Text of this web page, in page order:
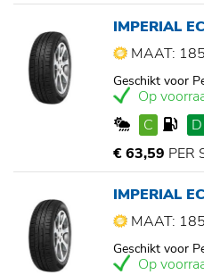
IMPERIAL
MAAT:
Geschikt voor
Op
C
D
€ 63,59 PER
IMPERIAL
MAAT:
Geschikt voor
Op